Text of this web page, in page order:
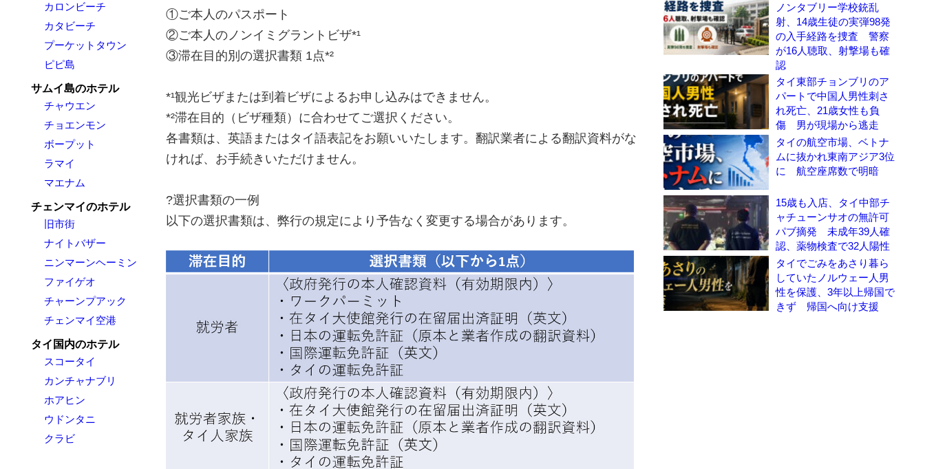
カロンビーチ
カタビーチ
プーケットタウン
ピピ島
サムイ島のホテル
チャウエン
チョエンモン
ボープット
ラマイ
マエナム
チェンマイのホテル
旧市街
ナイトバザー
ニンマーンヘーミン
ファイゲオ
チャーンプアック
チェンマイ空港
タイ国内のホテル
スコータイ
カンチャナブリ
ホアヒン
ウドンタニ
クラビ
①ご本人のパスポート
②ご本人のノンイミグラントビザ*¹
③滞在目的別の選択書類 1点*²
*¹観光ビザまたは到着ビザによるお申し込みはできません。
*²滞在目的（ビザ種類）に合わせてご選択ください。
各書類は、英語またはタイ語表記をお願いいたします。翻訳業者による翻訳資料がな
ければ、お手続きいただけません。
?選択書類の一例
以下の選択書類は、弊行の規定により予告なく変更する場合があります。
ノンタブリー学校銃乱
射、14歳生徒の実弾98発
の入手経路を捜査 警察
が16人聴取、射撃場も確
認
タイ東部チョンブリのア
パートで中国人男性刺さ
れ死亡、21歳女性も負
傷 男が現場から逃走
タイの航空市場、ベトナ
ムに抜かれ東南アジア3位
に 航空座席数で明暗
15歳も入店、タイ中部チ
ャチューンサオの無許可
パブ摘発 未成年39人確
認、薬物検査で32人陽性
タイでごみをあさり暮ら
していたノルウェー人男
性を保護、3年以上帰国で
きず 帰国へ向け支援